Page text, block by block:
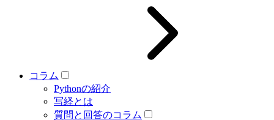
コラム
Pythonの紹介
写経とは
質問と回答のコラム